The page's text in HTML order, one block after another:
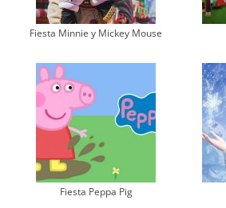
Fiesta Minnie y Mickey Mouse
Fiesta Peppa Pig